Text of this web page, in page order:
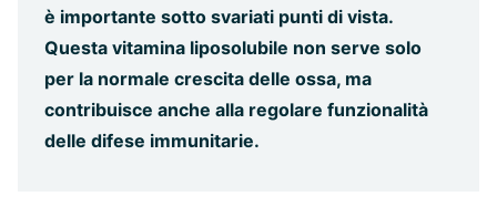
è importante sotto svariati punti di vista.
Questa vitamina liposolubile non serve solo
per la normale crescita delle ossa, ma
contribuisce anche alla regolare funzionalità
delle difese immunitarie.